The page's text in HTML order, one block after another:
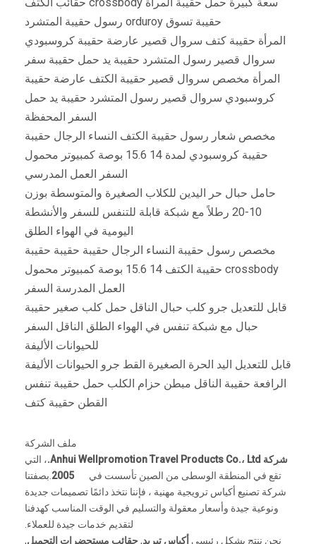
حقيبة تسوق orduroy رسول حقيبة المتشرد
المرأة حقيبة كتف سروال قصير عارضة حقيبة كروسبودي
سروال قصير رسول المتشرد حقيبة يد حمل حقيبة سفر
المرأة مخصص سروال قصير حقيبة الكتف عارضة حقيبة
كروسبودي سروال قصير رسول المتشرد حقيبة يد حمل
السفر المحفظة
مخصص شعار رسول حقيبة الكتف النساء الرجال حقيبة
حقيبة كروسبودي لمدة 14 15.6 بوصة كمبيوتر محمول
السفر العمل المدرسي
حامل حبال حر اليدين للكلاب الصغيرة والمتوسطة بوزن
10-20 رطلاً مع شبكة قابلة للتنفس للسفر والأنشطة
اليومية في الهواء الطلق
مخصص رسول حقيبة النساء الرجال حقيبة حقيبة حقيبة
crossbody حقيبة الكتف 14 15.6 بوصة كمبيوتر محمول
العمل المدرسة السفر
قابل للتعديل جرو كلب حبال الناقل حمل كلب صغير حقيبة
حبال مع شبكة تنفس في الهواء الطلق الناقل السفر
للحيوانات الأليفة
قابل للتعديل اليد الحرة الصغيرة القط جرو الحيوانات الأليفة
الرافعة حقيبة الناقل مبطن حزام الكلب حمل حقيبة تنفس
القطن حقيبة كتف
ملف الشركة
شركة Anhui Wellpromotion Travel Products Co.، Ltd.
، التي
تقع في المنطقة الوسطى من الصين تأسست في2005.بصفتنا
شركة تصنيع أكياس ترويجية مهنية ، فإننا نتخذ دائمًا تصميمات جديدة
ونوعية جيدة وأسعار معقولة والتسليم في الوقت المناسب كهدفنا
لتقديم خدمات جيدة للعملاء.
نحن ننتج بشكل رئيسي أكياس تبريد,حقائب مستحضرات التجميل,